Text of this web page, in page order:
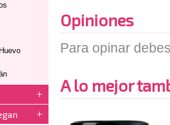
Opiniones
Para opinar
A lo mejor